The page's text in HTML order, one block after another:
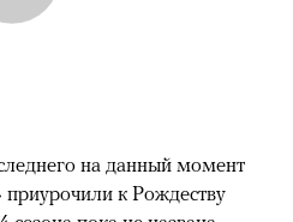
на данный момент
к Рождеству